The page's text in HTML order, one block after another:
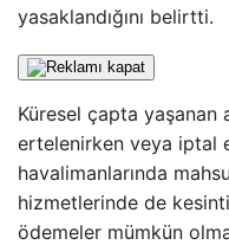
yasaklandığını belirtti.
Küresel çapta yaşanan
ertelenirken veya iptal
havalimanlarında
hizmetlerinde de
ödemeler mümkün